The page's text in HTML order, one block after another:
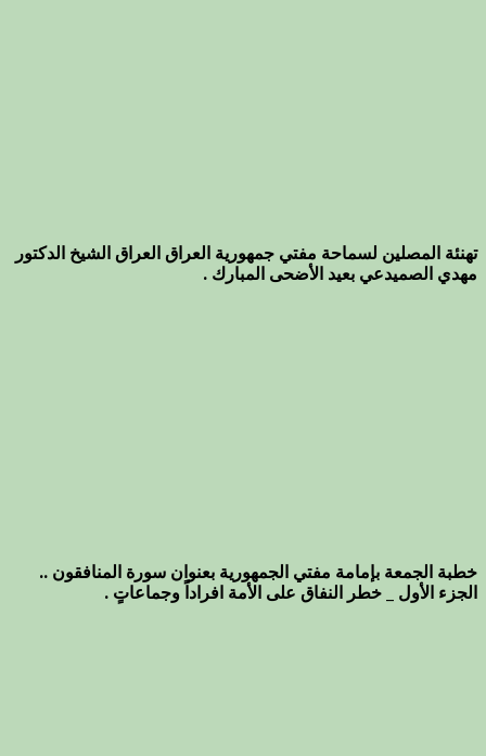
تهنئة المصلين لسماحة مفتي جمهورية العراق العراق الشيخ الدكتور
مهدي الصميدعي بعيد الأضحى المبارك .
خطبة الجمعة بإمامة مفتي الجمهورية بعنوان سورة المنافقون ..
الجزء الأول _ خطر النفاق على الأمة افراداً وجماعاتٍ .